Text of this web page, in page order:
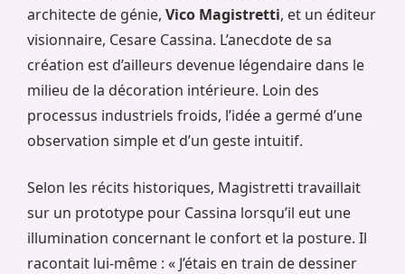
architecte de génie, Vico Magistretti, et un éditeur
visionnaire, Cesare Cassina. L’anecdote de sa
création est d’ailleurs devenue légendaire dans le
milieu de la décoration intérieure. Loin des
processus industriels froids, l’idée a germé d’une
observation simple et d’un geste intuitif.
Selon les récits historiques, Magistretti travaillait
sur un prototype pour Cassina lorsqu’il eut une
illumination concernant le confort et la posture. Il
racontait lui-même : « J’étais en train de dessiner